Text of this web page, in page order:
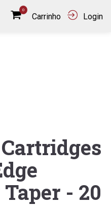
0
Carrinho Login
- 20